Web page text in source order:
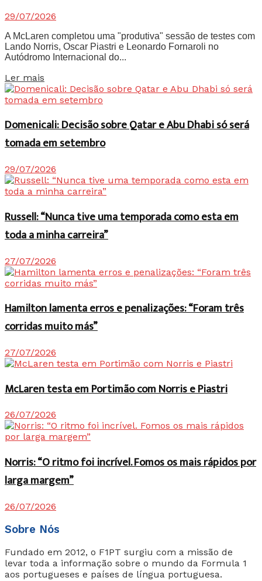
29/07/2026
A McLaren completou uma "produtiva" sessão de testes com
Lando Norris, Oscar Piastri e Leonardo Fornaroli no
Autódromo Internacional do...
Ler mais
Domenicali: Decisão sobre Qatar e Abu Dhabi só será
tomada em setembro
29/07/2026
Russell: “Nunca tive uma temporada como esta em
toda a minha carreira”
27/07/2026
Hamilton lamenta erros e penalizações: “Foram três
corridas muito más”
27/07/2026
McLaren testa em Portimão com Norris e Piastri
26/07/2026
Norris: “O ritmo foi incrível. Fomos os mais rápidos por
larga margem”
26/07/2026
Sobre Nós
Fundado em 2012, o F1PT surgiu com a missão de
levar toda a informação sobre o mundo da Formula 1
aos portugueses e países de língua portuguesa.